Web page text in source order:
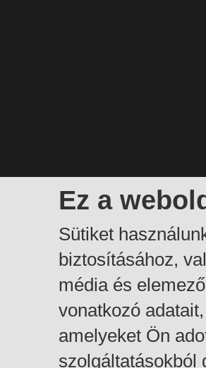
Ez a
Sütiket
biztosításához,
média és
vonatkozó
amelyeket Ön
szolgáltatásokból